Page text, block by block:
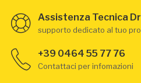
Assistenza Tecnica
supporto dedicato al tuo
+39 0464 55 77 76
Contattaci per infomazioni